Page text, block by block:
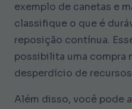
exemplo de canetas e
classifique o que é
reposição contínua.
possibilita uma compra
desperdício de
Além disso, você pode